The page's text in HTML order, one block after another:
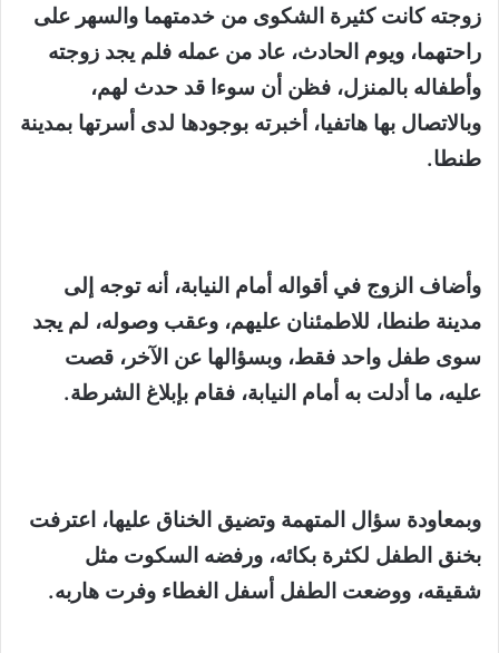
زوجته كانت كثيرة الشكوى من خدمتهما والسهر على
راحتهما، ويوم الحادث، عاد من عمله فلم يجد زوجته
وأطفاله بالمنزل، فظن أن سوءا قد حدث لهم،
وبالاتصال بها هاتفيا، أخبرته بوجودها لدى أسرتها بمدينة
طنطا.
وأضاف الزوج في أقواله أمام النيابة، أنه توجه إلى
مدينة طنطا، للاطمئنان عليهم، وعقب وصوله، لم يجد
سوى طفل واحد فقط، وبسؤالها عن الآخر، قصت
عليه، ما أدلت به أمام النيابة، فقام بإبلاغ الشرطة.
وبمعاودة سؤال المتهمة وتضيق الخناق عليها، اعترفت
بخنق الطفل لكثرة بكائه، ورفضه السكوت مثل
شقيقه، ووضعت الطفل أسفل الغطاء وفرت هاربه.